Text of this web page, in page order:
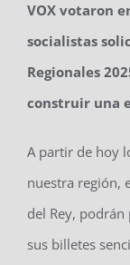
VOX votaron
socialistas
Regionales
construir una
A partir de hoy
nuestra región,
del Rey,
sus billetes